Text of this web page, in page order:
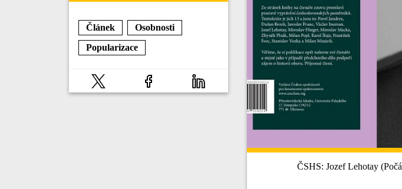
Článek
Osobnosti
Popularizace
ČSHS: Jozef Lehotay